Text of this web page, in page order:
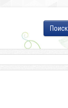
Поиск